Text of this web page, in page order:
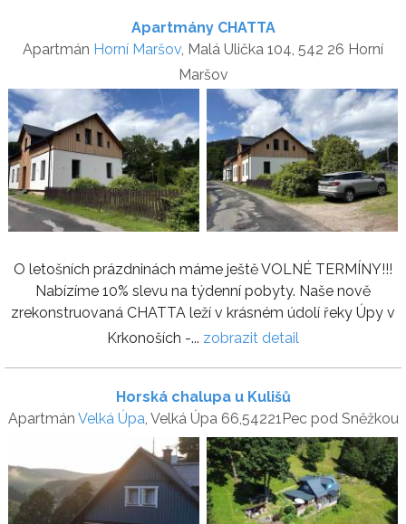
Apartmány CHATTA
Apartmán Horní Maršov, Malá Ulička 104, 542 26 Horní
Maršov
O letošních prázdninách máme ještě VOLNÉ TERMÍNY!!!
Nabízíme 10% slevu na týdenní pobyty. Naše nově
zrekonstruovaná CHATTA leží v krásném údolí řeky Úpy v
Krkonoších -... zobrazit detail
Horská chalupa u Kulišů
Apartmán Velká Úpa, Velká Úpa 66,54221Pec pod Sněžkou